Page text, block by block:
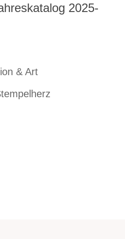
2025-
& Art